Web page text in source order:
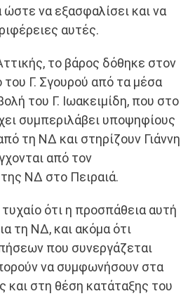
να εξασφαλίσει και να
αυτές.
το βάρος δόθηκε στον
Γ. Σγουρού από τα μέσα
του Γ. Ιωακειμίδη, που στο
συμπεριλάβει υποψηφίους
τη ΝΔ και στηρίζουν Γιάννη
από τον
ΝΔ στο Πειραιά.
ότι η προσπάθεια αυτή
τη ΝΔ, και ακόμα ότι
που συνεργάζεται
να συμφωνήσουν στα
και στη θέση κατάταξης του